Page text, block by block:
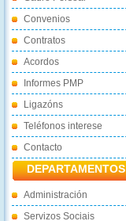
Convenios
Contratos
Acordos
Informes PMP
Ligazóns
Teléfonos interese
Contacto
DEPARTAMENTOS
Administración
Servizos Sociais